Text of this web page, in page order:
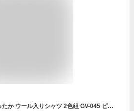
【送料無料】pierucci あったか ウール入りシャツ 2色組 GV-045 ピエルッチ ネル シャツ カジュアル ウール 羊毛 羽織 襟付 防寒 暖かい 温かい 保温 秋冬 ブラック グレー 着回し 重ね着